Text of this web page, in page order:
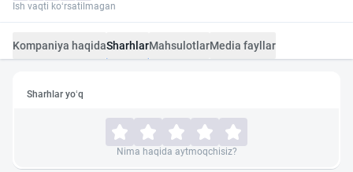
Ish vaqti ko‘rsatilmagan
Kompaniya haqidaSharhlarMahsulotlarMedia fayllar
Sharhlar yo‘q
Nima haqida aytmoqchisiz?